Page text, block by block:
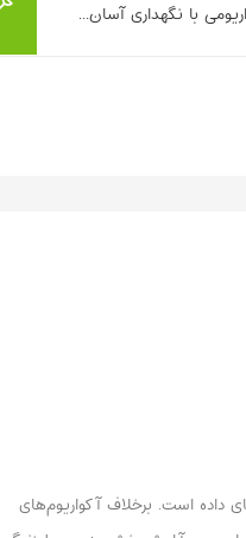
پایه نگهداری آن‌ها را مقایسه
والیسنریا با تکثیر ریشه‌دوانی و رشد
با نگهداری آسان...
داده است. برخلاف آکواریوم‌های